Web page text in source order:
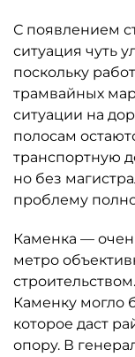
С появлением
ситуация чуть
поскольку
трамвайных
ситуации на
полосам
транспортную
но без
проблему
Каменка —
метро
Каменку могло
которое даст
опору. В